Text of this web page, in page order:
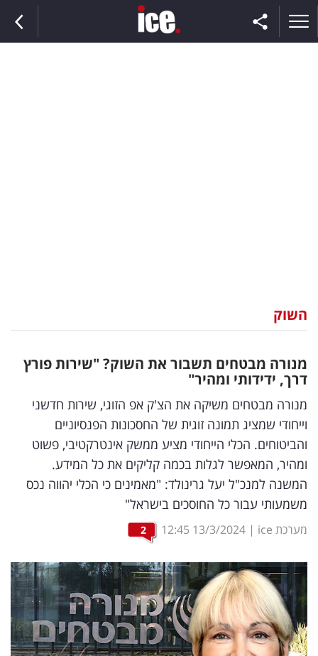
וצרכנות
דיגיטל
וטק
שיווק
ופרסום
משפט
מדדים
דעות
רכילות
עסקית
השוק
מנורה מבטחים תשבור את השוק? "שירות פורץ
דרך, ידידותי ומהיר"
מנורה מבטחים משיקה את הצ'ק אפ הזוגי, שירות חדשני
וייחודי שמציג תמונה זוגית של החסכונות הפנסיוניים
והביטוחים. הכלי הייחודי מציע ממשק אינטרקטיבי, פשוט
ומהיר, המאפשר לגלות בכמה קליקים את כל המידע.
המשנה למנכ"ל יעל גרינולד: "מאמינים כי הכלי יהווה נכס
משמעותי עבור כל החוסכים בישראל"
מערכת ice |
13/3/2024
12:45
2